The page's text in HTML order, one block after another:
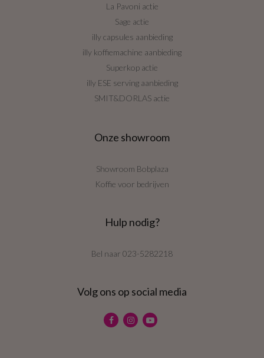
La Pavoni actie
Sage actie
illy capsules aanbieding
illy koffiemachine aanbieding
Superkop actie
illy ESE serving aanbieding
SMIT&DORLAS actie
Onze showroom
Showroom Bobplaza
Koffie voor bedrijven
Hulp nodig?
Bel naar 023-5282218
Volg ons op social media